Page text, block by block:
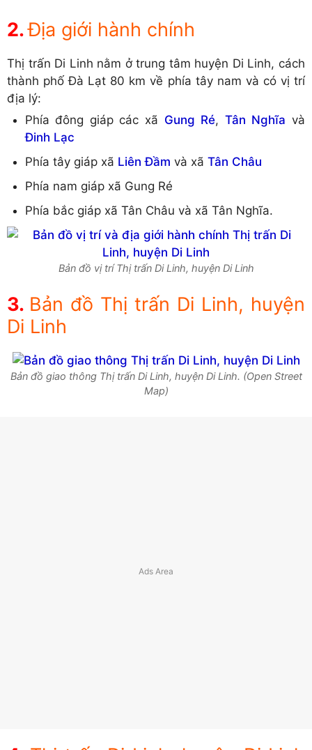
Địa giới hành chính
Thị trấn Di Linh nằm ở trung tâm huyện Di Linh, cách
thành phố Đà Lạt 80 km về phía tây nam và có vị trí
địa lý:
Phía đông giáp các xã Gung Ré, Tân Nghĩa và
Đinh Lạc
Phía tây giáp xã Liên Đầm và xã Tân Châu
Phía nam giáp xã Gung Ré
Phía bắc giáp xã Tân Châu và xã Tân Nghĩa.
Bản đồ vị trí Thị trấn Di Linh, huyện Di Linh
Bản đồ Thị trấn Di Linh, huyện
Di Linh
Bản đồ giao thông Thị trấn Di Linh, huyện Di Linh. (Open Street
Map)